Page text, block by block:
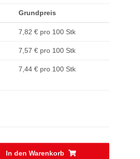
Grundpreis
7,82 € pro 100 Stk
7,57 € pro 100 Stk
7,44 € pro 100 Stk
In den Warenkorb